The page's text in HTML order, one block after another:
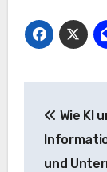
Wie KI
und